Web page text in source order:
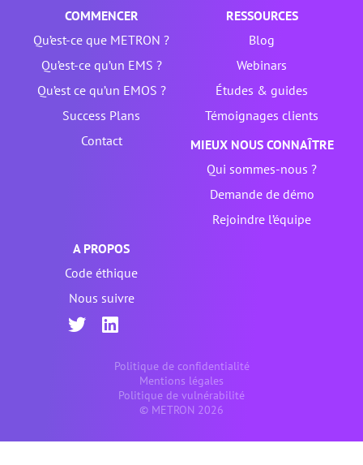
COMMENCER
Qu’est-ce que METRON ?
Qu’est-ce qu’un EMS ?
Qu’est ce qu’un EMOS ?
Success Plans
RESSOURCES
Blog
Webinars
Études & guides
Témoignages clients
Contact
MIEUX NOUS CONNAÎTRE
Qui sommes-nous ?
Demande de démo
Rejoindre l’équipe
A PROPOS
Code éthique
Nous suivre
Politique de confidentialité
Mentions légales
Politique de vulnérabilité
© METRON 2026